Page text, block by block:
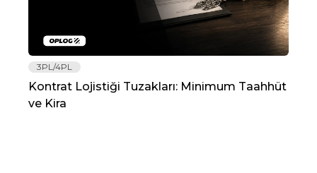
3PL/4PL
Kontrat Lojistiği Tuzakları: Minimum Taahhüt
ve Kira